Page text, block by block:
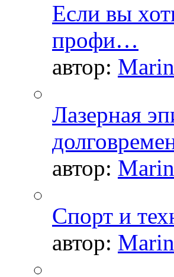
Если вы
профи…
автор:
Лазерная
автор:
Спорт и
автор: